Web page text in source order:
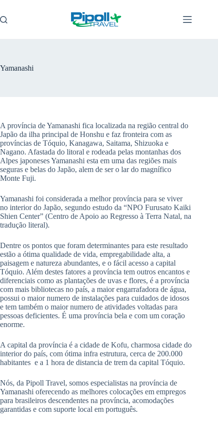
o
Yamanashi
A província de Yamanashi fica localizada na região central do
Japão da ilha principal de Honshu e faz fronteira com as
províncias de Tóquio, Kanagawa, Saitama, Shizuoka e
Nagano. Afastada do litoral e rodeada pelas montanhas dos
Alpes japoneses Yamanashi esta em uma das regiões mais
seguras e belas do Japão, alem de ser o lar do magnífico
Monte Fuji.
Yamanashi foi considerada a melhor província para se viver
no interior do Japão, segundo estudo da “NPO Furusato Kaiki
Shien Center” (Centro de Apoio ao Regresso à Terra Natal, na
tradução literal).
Dentre os pontos que foram determinantes para este resultado
estão a ótima qualidade de vida, empregabilidade alta, a
paisagem e natureza abundantes, e o fácil acesso a capital
Tóquio. Além destes fatores a província tem outros encantos e
diferenciais como as plantações de uvas e flores, é a província
com mais bibliotecas no país, a maior engarrafadora de água,
possui o maior numero de instalações para cuidados de idosos
e tem também o maior numero de atividades voltadas para
pessoas deficientes. É uma província bela e com um coração
enorme.
A capital da província é a cidade de Kofu, charmosa cidade do
interior do país, com ótima infra estrutura, cerca de 200.000
habitantes e a 1 hora de distancia de trem da capital Tóquio.
Nós, da Pipoll Travel, somos especialistas na província de
Yamanashi oferecendo as melhores colocações em empregos
para brasileiros descendentes na província, acomodações
garantidas e com suporte local em português.